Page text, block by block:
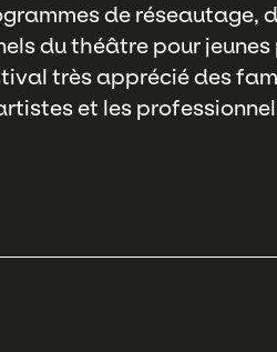
de réseautage,
du théâtre pour jeunes
très apprécié des
et les